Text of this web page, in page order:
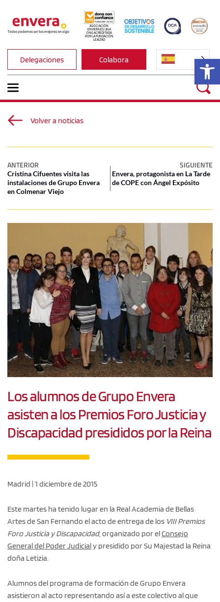
ASOCIACIÓN
ENVERA ES UNA
ONG ACREDITADA
POR LA FUNDACIÓN
LEALTAD
Delegaciones Colabora
Volver a noticias
ANTERIOR SIGUIENTE
Cristina Cifuentes visita las
instalaciones de Grupo Envera
en Colmenar Viejo
Envera, protagonista en La Tarde
de COPE con Ángel Expósito
Los alumnos de Grupo Envera
asisten a los Premios Foro Justicia y
Discapacidad presididos por la Reina
Madrid | 1 diciembre de 2015
Este martes ha tenido lugar en la Real Academia de Bellas
Artes de San Fernando el acto de entrega de los VIII Premios
Foro Justicia y Discapacidad, organizado por elConsejo
General del Poder Judicialy presidido por Su Majestad la Reina
doña Letizia.
Alumnos del programa de formación de Grupo Envera
asistieron al acto representando así a este colectivo al que